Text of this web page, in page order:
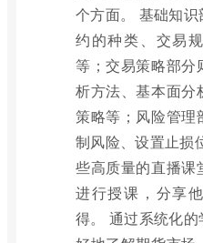
个方面。 基础知
约的种类、交易
等；交易策略部分
析方法、基本面分
策略等；风险管理
制风险、设置止损
些高质量的直播课
进行授课，分享
得。 通过系统化